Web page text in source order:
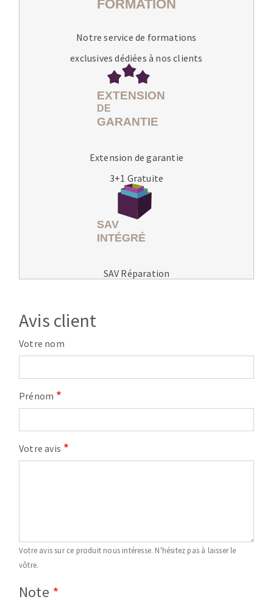
Notre service de formations
exclusives dédiées à nos clients
Extension de garantie
3+1 Gratuite
SAV Réparation
Avis client
Votre nom
Prénom
Votre avis
Votre avis sur ce produit nous intéresse. N'hésitez pas à laisser le
vôtre.
Note